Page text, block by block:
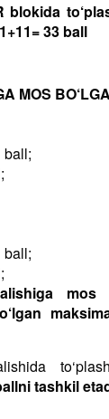
blokida
33 ball
MOS
ball;
ball;
mos
tashkil